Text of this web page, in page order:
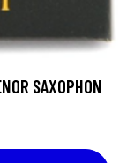
SAXOPHON